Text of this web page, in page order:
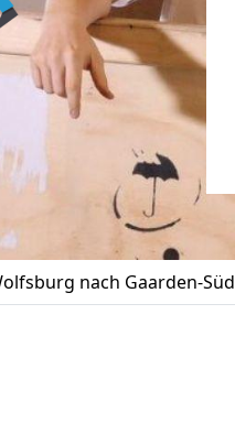
nach Gaarden-Süd